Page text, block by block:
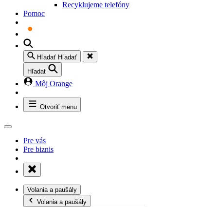
Recyklujeme telefóny
Pomoc
Hľadať Hľadať
Hľadať
Môj Orange
Otvoriť menu
Pre vás
Pre biznis
Volania a paušály
Volania a paušály